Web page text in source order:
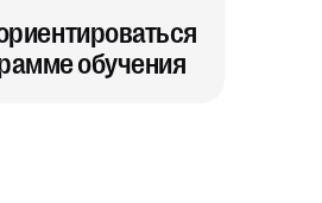
обучения